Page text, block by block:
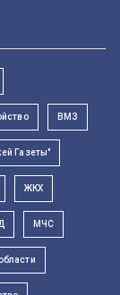
ВМЗ
Газеты"
ЖКХ
МЧС